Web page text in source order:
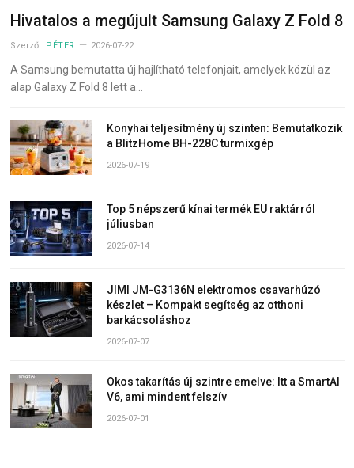
Hivatalos a megújult Samsung Galaxy Z Fold 8
Szerző: PÉTER 2026-07-22
A Samsung bemutatta új hajlítható telefonjait, amelyek közül az
alap Galaxy Z Fold 8 lett a…
Konyhai teljesítmény új szinten: Bemutatkozik
a BlitzHome BH-228C turmixgép
2026-07-19
Top 5 népszerű kínai termék EU raktárról
júliusban
2026-07-14
JIMI JM-G3136N elektromos csavarhúzó
készlet – Kompakt segítség az otthoni
barkácsoláshoz
2026-07-07
Okos takarítás új szintre emelve: Itt a SmartAI
V6, ami mindent felszív
2026-07-01